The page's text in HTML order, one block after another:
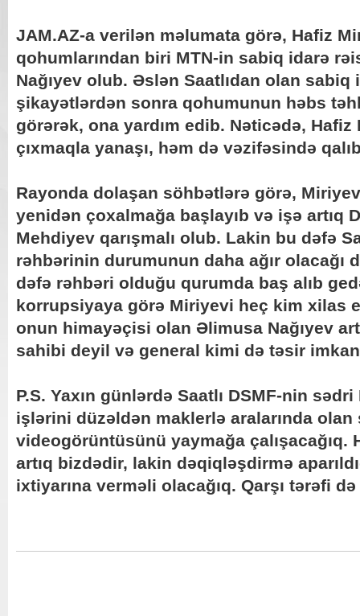
JAM.AZ-a verilən məlumata görə, Hafiz
qohumlarından biri MTN-in sabiq idarə
Nağıyev olub. Əslən Saatlıdan olan
şikayətlərdən sonra qohumunun həbs
görərək, ona yardım edib. Nəticədə,
çıxmaqla yanaşı, həm də vəzifəsində
Rayonda dolaşan söhbətlərə görə,
yenidən çoxalmağa başlayıb və işə artıq
Mehdiyev qarışmalı olub. Lakin bu dəfə
rəhbərinin durumunun daha ağır olacağı
dəfə rəhbəri olduğu qurumda baş alıb
korrupsiyaya görə Miriyevi heç kim xilas
onun himayəçisi olan Əlimusa Nağıyev
sahibi deyil və general kimi də təsir
P.S. Yaxın günlərdə Saatlı DSMF-nin
işlərini düzəldən maklerlə aralarında olan
videogörüntüsünü yaymağa çalışacağıq.
artıq bizdədir, lakin dəqiqləşdirmə
ixtiyarına verməli olacağıq. Qarşı tərəfi